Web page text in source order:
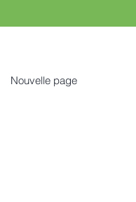
Nouvelle page